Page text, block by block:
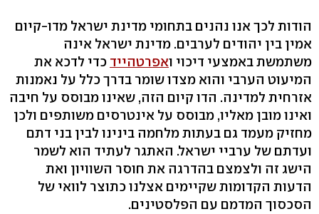
הודות לכך אנו נהנים בתחומי מדינת ישראל מדו-קיום
אמין בין יהודים לערבים. מדינת ישראל אינה
משתמשת באמצעי דיכוי ואפרטהייד כדי לדכא את
המיעוט הערבי והוא מצדו שומר בדרך כלל על נאמנות
אזרחית למדינה. הדו קיום הזה, שאינו מבוסס על חיבה
ואינו מובן מאליו, מבוסס על אינטרסים משותפים ולכן
מחזיק מעמד גם בעתות מלחמה בינינו לבין בני דתם
ועדתם של ערביי ישראל. האתגר לעתיד הוא לשמר
הישג זה ולצמצם בהדרגה את חוסר השוויון ואת
הדעות הקדומות שקיימים אצלנו כתוצר לוואי של
הסכסוך המדמם עם הפלסטינים.